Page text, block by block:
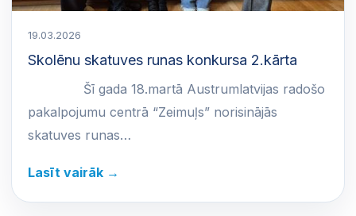
19.03.2026
Skolēnu skatuves runas konkursa 2.kārta
Šī gada 18.martā Austrumlatvijas radošo
pakalpojumu centrā “Zeimuļs” norisinājās
skatuves runas…
Lasīt vairāk →